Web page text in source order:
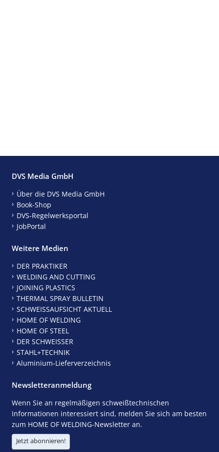
DVS Media GmbH
Über die DVS Media GmbH
Book-Shop
DVS-Regelwerksportal
JobPortal
Weitere Medien
DER PRAKTIKER
WELDING AND CUTTING
JOINING PLASTICS
THERMAL SPRAY BULLETIN
SCHWEISSAUFSICHT AKTUELL
HOME OF WELDING
HOME OF STEEL
DER SCHWEISSER
STAHL+TECHNIK
Aluminium-Lieferverzeichnis
Newsletteranmeldung
Wenn Sie an regelmäßigen schweißtechnischen
Informationen interessiert sind, melden Sie sich am besten
zum HOME OF WELDING-Newsletter an.
Jetzt abonnieren!